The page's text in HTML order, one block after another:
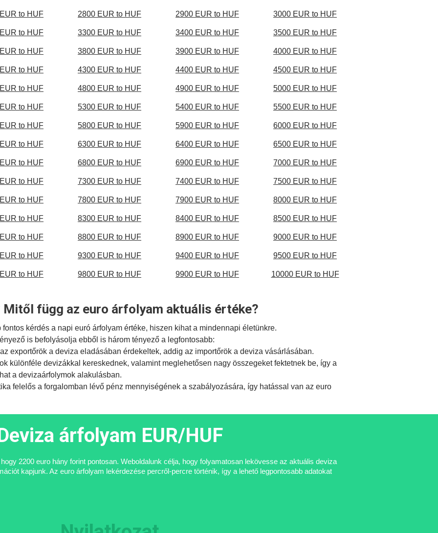
to HUF 2800 EUR to HUF 2900 EUR to HUF 3000 EUR to HUF
to HUF 3300 EUR to HUF 3400 EUR to HUF 3500 EUR to HUF
to HUF 3800 EUR to HUF 3900 EUR to HUF 4000 EUR to HUF
to HUF 4300 EUR to HUF 4400 EUR to HUF 4500 EUR to HUF
to HUF 4800 EUR to HUF 4900 EUR to HUF 5000 EUR to HUF
to HUF 5300 EUR to HUF 5400 EUR to HUF 5500 EUR to HUF
to HUF 5800 EUR to HUF 5900 EUR to HUF 6000 EUR to HUF
to HUF 6300 EUR to HUF 6400 EUR to HUF 6500 EUR to HUF
to HUF 6800 EUR to HUF 6900 EUR to HUF 7000 EUR to HUF
to HUF 7300 EUR to HUF 7400 EUR to HUF 7500 EUR to HUF
to HUF 7800 EUR to HUF 7900 EUR to HUF 8000 EUR to HUF
to HUF 8300 EUR to HUF 8400 EUR to HUF 8500 EUR to HUF
to HUF 8800 EUR to HUF 8900 EUR to HUF 9000 EUR to HUF
to HUF 9300 EUR to HUF 9400 EUR to HUF 9500 EUR to HUF
to HUF 9800 EUR to HUF 9900 EUR to HUF 10000 EUR to HUF
Mitől függ az euro árfolyam aktuális értéke?
kérdés a napi euró árfolyam értéke, hiszen kihat a mindennapi életünkre.
is befolyásolja ebből is három tényező a legfontosabb:
exportőrök a deviza eladásában érdekeltek, addig az importőrök a deviza vásárlásában.
különféle devizákkal kereskednek, valamint meglehetősen nagy összegeket fektetnek be, így a
a devizaárfolymok alakulásban.
felelős a forgalomban lévő pénz mennyiségének a szabályozására, így hatással van az euro
árfolyam EUR/HUF
2200 euro hány forint pontosan. Weboldalunk célja, hogy folyamatosan lekövesse az aktuális deviza
kapjunk. Az euro árfolyam lekérdezése percről-percre történik, így a lehető legpontosabb adatokat